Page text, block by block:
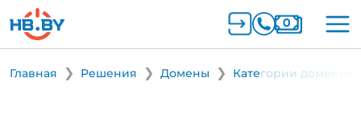
Главная Решения Домены Категории